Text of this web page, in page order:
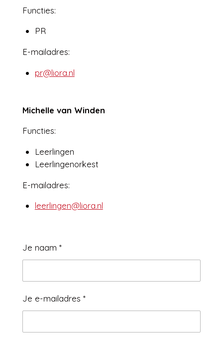
Functies:
PR
E-mailadres:
pr@liora.nl
Michelle van Winden
Functies:
Leerlingen
Leerlingenorkest
E-mailadres:
leerlingen@liora.nl
Je naam *
Je e-mailadres *